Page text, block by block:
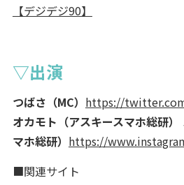
【デジデジ90】
▽出演
つばさ（MC） https://
オカモト（アスキースマホ総研）
マホ総研） https://
■関連サイト